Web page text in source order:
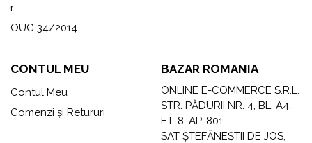
r
OUG 34/2014
CONTUL MEU
Contul Meu
Comenzi și Retururi
BAZAR ROMANIA
ONLINE E-COMMERCE S.R.L.
STR. PĂDURII NR. 4, BL. A4,
ET. 8, AP. 801
SAT ȘTEFĂNEȘTII DE JOS,